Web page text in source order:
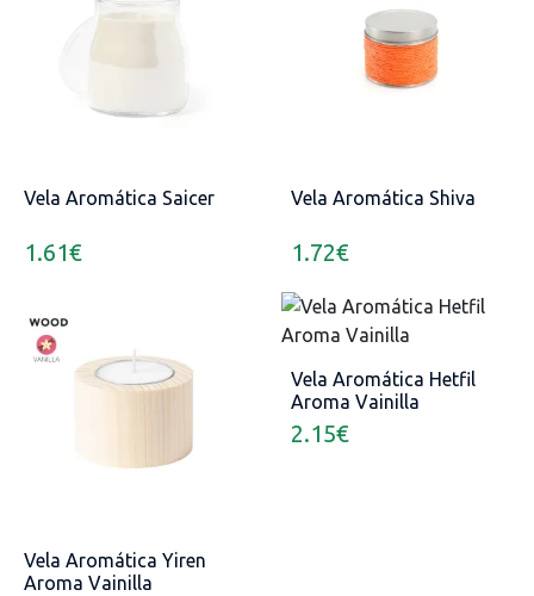
Vela Aromática Saicer
1.61€
Vela Aromática Shiva
1.72€
Vela Aromática Yiren
Aroma Vainilla
Vela Aromática Hetfil
Aroma Vainilla
2.15€